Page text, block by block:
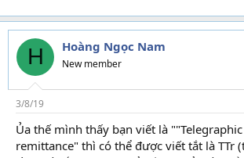
H Hoàng Ngọc Nam
New member
3/8/19
Ủa thế mình thấy bạn viết là
remittance" thì có thể được viết tắt là TTr